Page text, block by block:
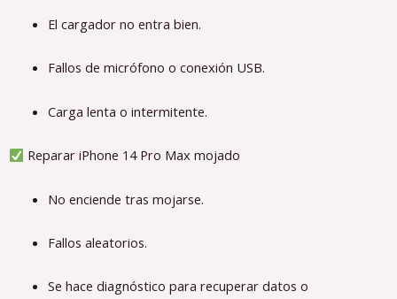
El cargador no entra bien.
Fallos de micrófono o conexión USB.
Carga lenta o intermitente.
Reparar iPhone 14 Pro Max mojado
No enciende tras mojarse.
Fallos aleatorios.
Se hace diagnóstico para recuperar datos o